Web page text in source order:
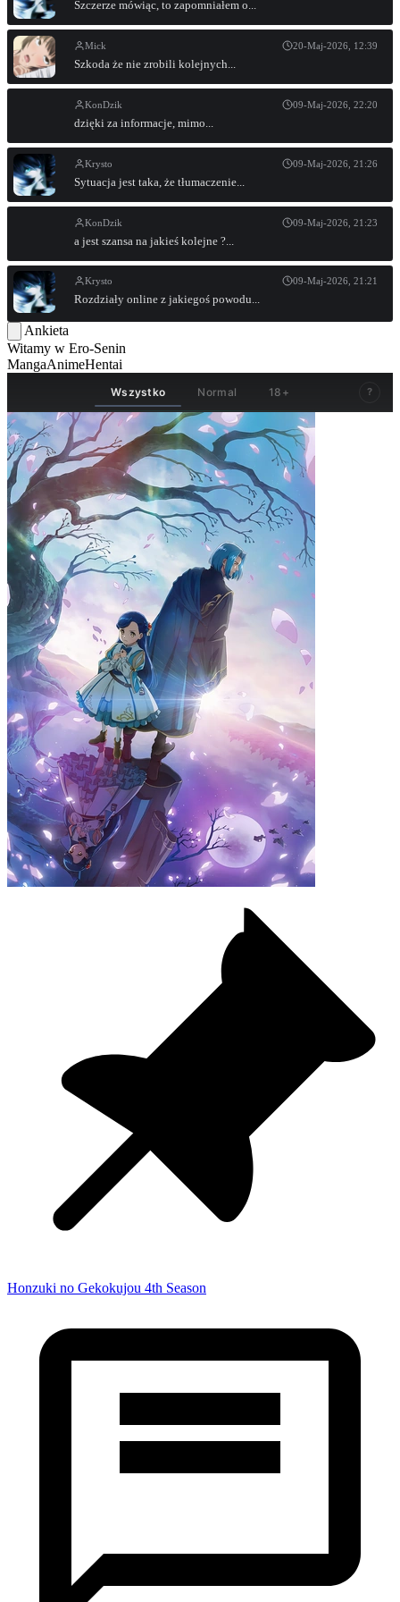
Szczerze mówiąc, to zapomniałem o...
Mick 20-Maj-2026, 12:39
Szkoda że nie zrobili kolejnych...
KonDzik 09-Maj-2026, 22:20
dzięki za informacje, mimo...
Krysto 09-Maj-2026, 21:26
Sytuacja jest taka, że tłumaczenie...
KonDzik 09-Maj-2026, 21:23
a jest szansa na jakieś kolejne ?...
Krysto 09-Maj-2026, 21:21
Rozdziały online z jakiegoś powodu...
Ankieta
Witamy w Ero-Senin
MangaAnimeHentai
Wszystko Normal 18+ ?
Honzuki no Gekokujou 4th Season